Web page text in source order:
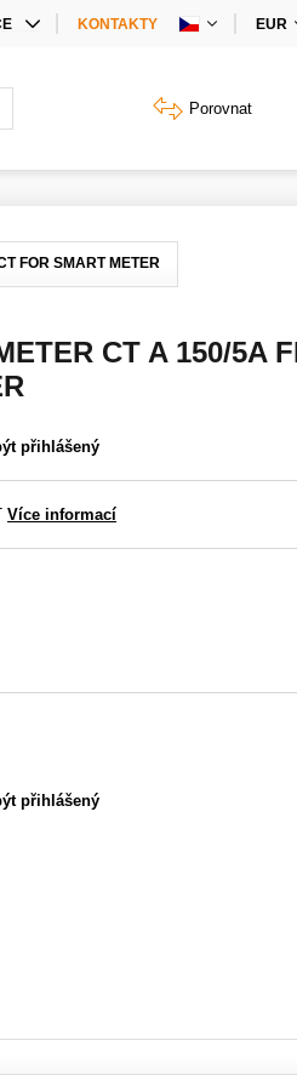
KONTAKTY EUR
Porovnat
FOR SMART METER
CT A 150/5A
přihlášený
Více informací
přihlášený